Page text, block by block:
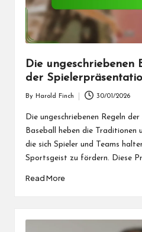
Die ungeschriebenen
der
by
By Harold Finch 30/01/2026
Die ungeschriebenen Regeln
Baseball heben die Traditionen
die sich Spieler und Teams
Sportsgeist zu fördern. Diese
Read More